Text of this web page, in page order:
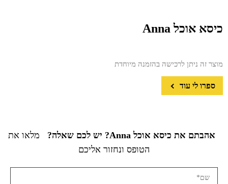
כיסא אוכל Anna
מוצר זה ניתן לרכישה בהזמנה מיוחדת
ספרו לי עוד
אהבתם את כיסא אוכל Anna? יש לכם שאלה?
מלאו את
הטופס ונחזור אליכם